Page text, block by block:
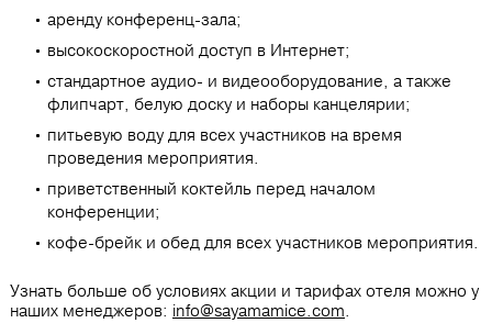
аренду конференц-зала;
высокоскоростной доступ в Интернет;
стандартное аудио- и видеооборудование, а также
флипчарт, белую доску и наборы канцелярии;
питьевую воду для всех участников на время
проведения мероприятия.
приветственный коктейль перед началом
конференции;
кофе-брейк и обед для всех участников мероприятия.
Узнать больше об условиях акции и тарифах отеля можно у
наших менеджеров: info@sayamamice.com.